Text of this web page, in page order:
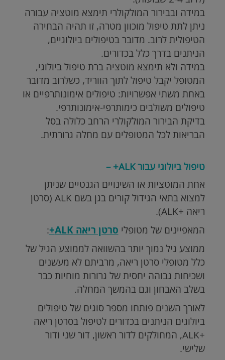
במידה ובבירור המולקולרי תימצא מוטציה עבורה
ניתן לתת טיפול מוכוון מטרה, זו תהיה הבחירה
הטיפולית לרוב. מדובר בטיפולים ביולוגיים,
הניתנים בדרך כלל בכדורים.
במידה ולא תימצא מוטציה ברת טיפול ביולוגי,
המטופל יקבל טיפול לתוך הווריד, כשלרוב מדובר
באחת משתי אפשרויות: טיפולים אימונותרפיים או
טיפולים משולבים כימותרפי-אימונותרפי.
בדיקת הבירור המולקולרי הרחב כלולה בסל
הבריאות לכל המטופלים עם מחלה גרורתית.
טיפול ביולוגי עבור ALK+ –
אחת המוטציות או השינויים הגנטיים שניתן
למצוא בתאי הגידול קורים בגן בשם ALK (סרטן
ריאה +ALK).
המאפיינים של מטופלי סרטן ריאה ALK+
:
ממוצע גיל נמוך יותר בהשוואה לממוצע הגיל של
כלל מטופלי סרטן ריאה, מרביתם לא מעשנים
ושכיחות גבוהה יחסית של גרורות מוחיות כבר
בשלב האבחון וגם בהמשך המחלה.
לאורך השנים פותחו מספר סוגים של טיפולים
ביולוגים הניתנים בכדורים לטיפול בסרטן ריאה
+ALK, המחולקים לדור ראשון, דור שני ודור
שלישי.